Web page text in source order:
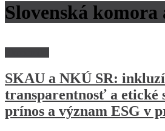
Slovenská
SKAU a NKÚ SR:
transparentnosť a etické
prínos a význam ESG v